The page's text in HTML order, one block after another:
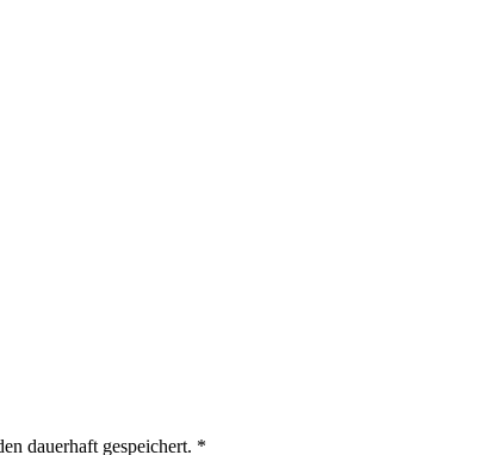
dauerhaft gespeichert. *